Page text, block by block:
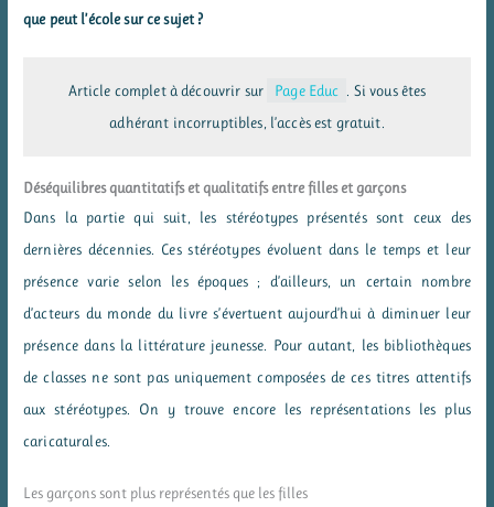
que peut l’école sur ce sujet ?
Article complet à découvrir sur Page Educ
Si vous êtes
adhérant incorruptibles, l’accès est gratuit.
Déséquilibres quantitatifs et qualitatifs entre filles et garçons
Dans la partie qui suit, les stéréotypes présentés sont ceux des
dernières décennies. Ces stéréotypes évoluent dans le temps et leur
présence varie selon les époques ; d’ailleurs, un certain nombre
d’acteurs du monde du livre s’évertuent aujourd’hui à diminuer leur
présence dans la littérature jeunesse. Pour autant, les bibliothèques
de classes ne sont pas uniquement composées de ces titres attentifs
aux stéréotypes. On y trouve encore les représentations les plus
caricaturales.
Les garçons sont plus représentés que les filles